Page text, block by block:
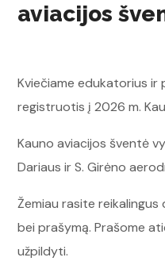
aviacijos
Kviečiame edukatorius
registruotis į 2026 m.
Kauno aviacijos šventė
Dariaus ir S. Girėno
Žemiau rasite
bei prašymą. Prašome
užpildyti.